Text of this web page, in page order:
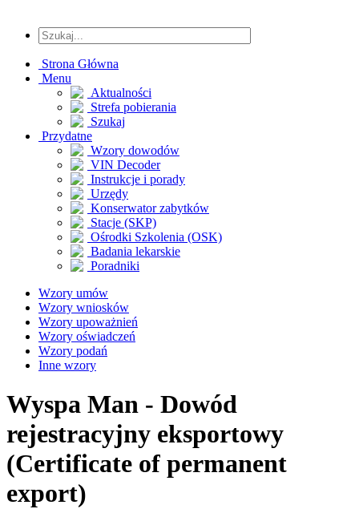
Strona Główna
Menu
Aktualności
Strefa pobierania
Szukaj
Przydatne
Wzory dowodów
VIN Decoder
Instrukcje i porady
Urzędy
Konserwator zabytków
Stacje (SKP)
Ośrodki Szkolenia (OSK)
Badania lekarskie
Poradniki
Wzory umów
Wzory wniosków
Wzory upoważnień
Wzory oświadczeń
Wzory podań
Inne wzory
Wyspa Man - Dowód
rejestracyjny eksportowy
(Certificate of permanent
export)